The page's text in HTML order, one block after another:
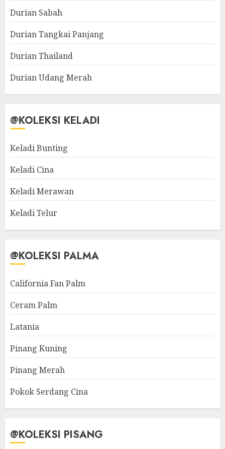
Durian Sabah
Durian Tangkai Panjang
Durian Thailand
Durian Udang Merah
@KOLEKSI KELADI
Keladi Bunting
Keladi Cina
Keladi Merawan
Keladi Telur
@KOLEKSI PALMA
California Fan Palm
Ceram Palm
Latania
Pinang Kuning
Pinang Merah
Pokok Serdang Cina
@KOLEKSI PISANG